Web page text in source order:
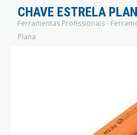
CHAVE ESTRELA
Ferramentas Profissionais -
Plana